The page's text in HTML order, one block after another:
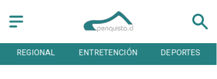
REGIONAL ENTRETENCIÓN DEPORTES